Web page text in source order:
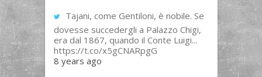
Tajani, come Gentiloni, è nobile. Se
dovesse succedergli a Palazzo Chigi,
era dal 1867, quando il Conte Luigi...
https://t.co/x5gCNARpgG
8 years ago